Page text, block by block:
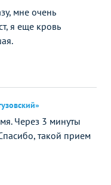
мне очень
я еще кровь
Через 3 минуты
такой прием